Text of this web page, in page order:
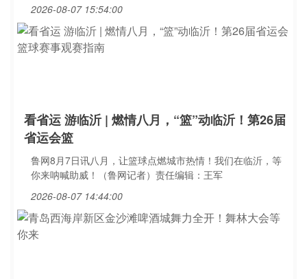
2026-08-07 15:54:00
看省运 游临沂 | 燃情八月，“篮”动临沂！第26届
省运会篮
鲁网8月7日讯八月，让篮球点燃城市热情！我们在临沂，等
你来呐喊助威！（鲁网记者）责任编辑：王军
2026-08-07 14:44:00